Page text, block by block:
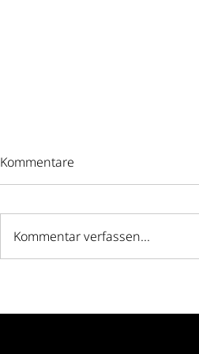
Kommentare
Kommentar verfassen...